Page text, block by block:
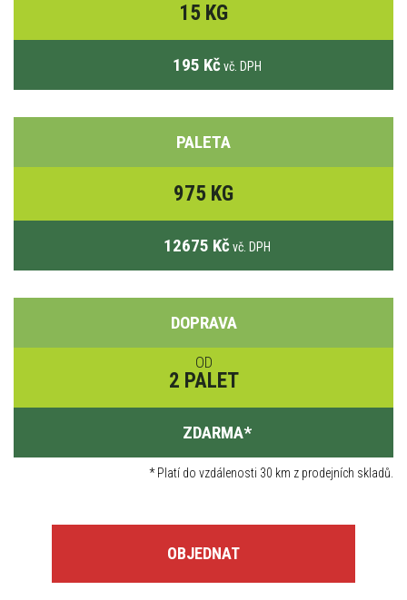
15 KG
195 Kč vč. DPH
PALETA
975 KG
12675 Kč vč. DPH
DOPRAVA
OD
2 PALET
ZDARMA*
*Platí do vzdálenosti 30 km z prodejních skladů.
OBJEDNAT